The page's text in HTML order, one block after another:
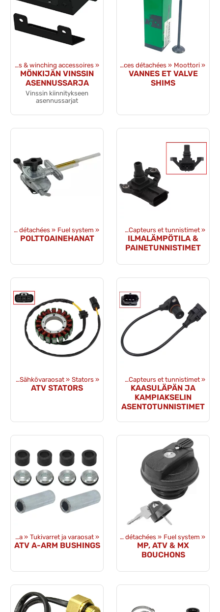
Winches & winching accessoires ‪»
MÖNKIJÄN VINSSIN
ASENNUSSARJA
Vinssin kiinnitykseen
asennussarjat
Produits Pièces détachées ‪» Moottori ‪»
VANNES ET VALVE
SHIMS
Pièces détachées ‪» Fuel system ‪»
POLTTOAINEHANAT
‪» Pièces détachées ‪» Sähkövaraosat ‪» Capteurs et tunnistimet ‪»
ILMALÄMPÖTILA &
PAINETUNNISTIMET
‪» Sähkövaraosat ‪» Stators ‪»
ATV STATORS
Pièces détachées ‪» Sähkövaraosat ‪» Capteurs et tunnistimet ‪»
KAASULÄPÄN JA
KAMPIAKSELIN
ASENTOTUNNISTIMET
Amortisseurs et alusta ‪» Tukivarret ja varaosat ‪»
ATV A-ARM BUSHINGS
Produits ‪» Pièces détachées ‪» Fuel system ‪»
MP, ATV & MX
BOUCHONS